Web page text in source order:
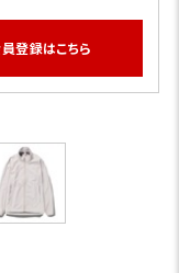
登録はこちら